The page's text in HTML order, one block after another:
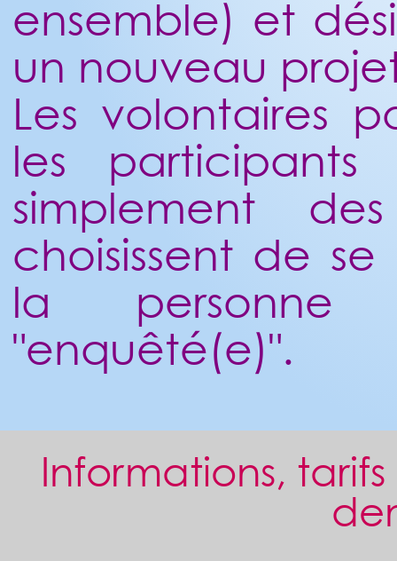
ensemble) et
un nouveau
Les volontaires
les
simplement
choisissent de
la
"enquêté(e)".
Informations,